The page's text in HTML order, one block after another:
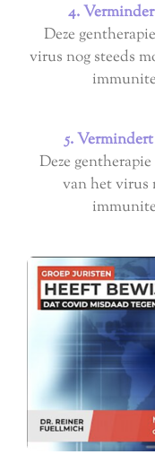
4.
Deze
virus nog steeds
5.
Deze
van het virus